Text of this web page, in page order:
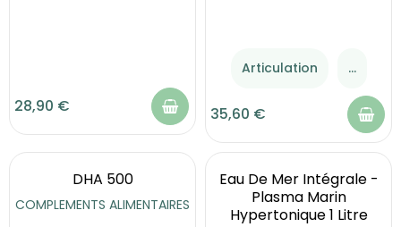
28,90 €
Articulation ...
35,60 €
DHA 500
COMPLEMENTS ALIMENTAIRES
Eau De Mer Intégrale -
Plasma Marin
Hypertonique 1 Litre